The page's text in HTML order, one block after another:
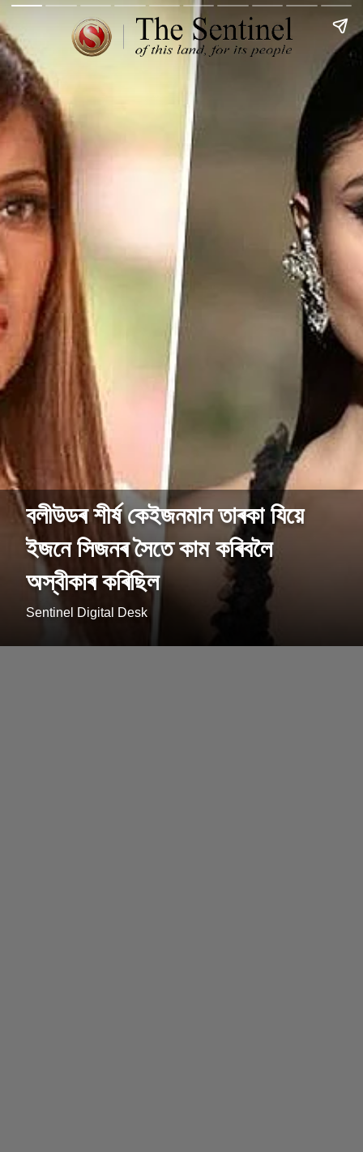
বলীউডৰ শীৰ্ষ কেইজনমান তাৰকা যিয়ে
ইজনে সিজনৰ সৈতে কাম কৰিবলৈ
অস্বীকাৰ কৰিছিল
Sentinel Digital Desk